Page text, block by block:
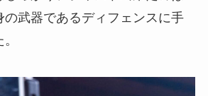
の武器であるディフェンスに手